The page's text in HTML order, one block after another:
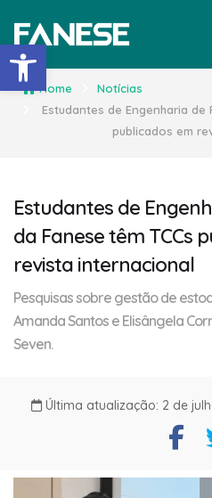
Barra de
Home
Notícias
Estudantes de Engenharia de
publicados em
Estudantes de
da Fanese têm TCCs
revista internacional
Pesquisas sobre gestão de
Amanda Santos e Elisângela
Seven.
Última atualização: 2 de